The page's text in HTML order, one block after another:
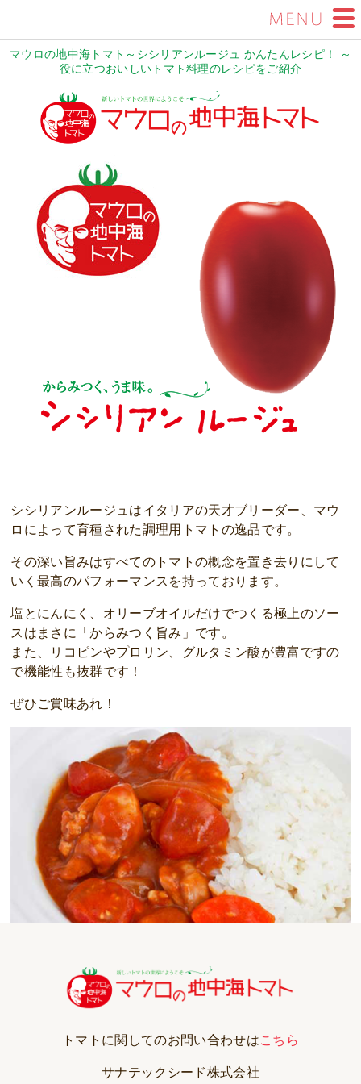
マウロの地中海トマト～シシリアンルージュ かんたんレシピ！ ～
役に立つおいしいトマト料理のレシピをご紹介
シシリアンルージュはイタリアの天才ブリーダー、マウ
ロによって育種された調理用トマトの逸品です。
その深い旨みはすべてのトマトの概念を置き去りにして
いく最高のパフォーマンスを持っております。
塩とにんにく、オリーブオイルだけでつくる極上のソー
スはまさに「からみつく旨み」です。
また、リコピンやプロリン、グルタミン酸が豊富ですの
で機能性も抜群です！
ぜひご賞味あれ！
トマトに関してのお問い合わせはこちら
サナテックシード株式会社